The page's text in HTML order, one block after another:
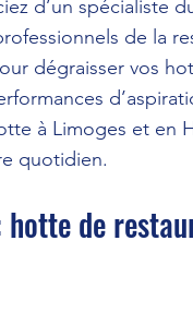
d’un spécialiste
de la
dégraisser vos
à Limoges et en
quotidien.
hotte de